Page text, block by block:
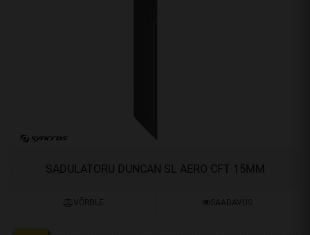
SADULATORU DUNCAN SL AERO CFT 15MM
VÕRDLE SAADAVUS